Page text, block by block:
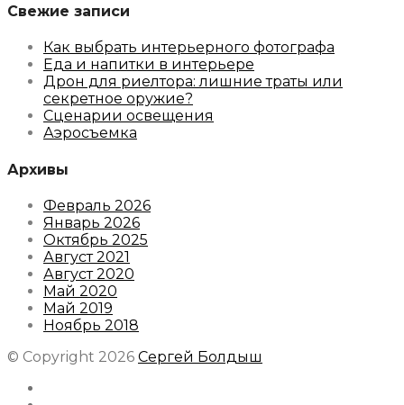
Свежие записи
Как выбрать интерьерного фотографа
Еда и напитки в интерьере
Дрон для риелтора: лишние траты или
секретное оружие?
Сценарии освещения
Аэросъемка
Архивы
Февраль 2026
Январь 2026
Октябрь 2025
Август 2021
Август 2020
Май 2020
Май 2019
Ноябрь 2018
© Copyright 2026 Сергей Болдыш